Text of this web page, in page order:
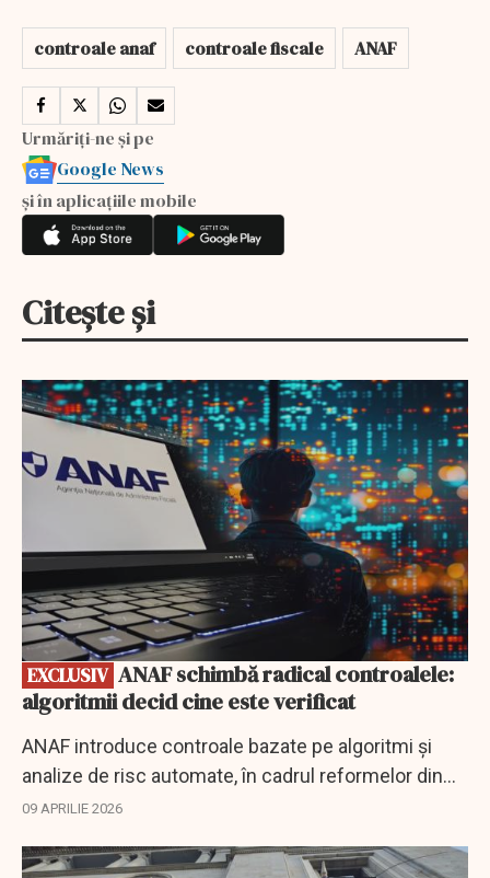
controale anaf controale fiscale ANAF
Urmăriți-ne și pe
Google News
și în aplicațiile mobile
Citește și
EXCLUSIV
EXCLUSIV
algoritmii decid cine este verificat
ANAF introduce controale bazate pe algoritmi și
analize de risc automate, în cadrul reformelor din
PNRR, pentru combaterea evaziunii fiscale.
09 APRILIE 2026
EXCLUSIV